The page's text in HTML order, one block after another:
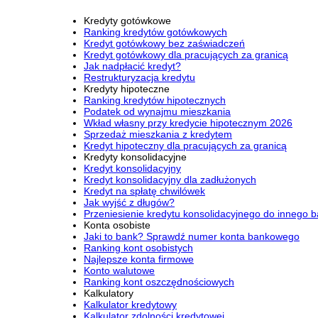
Kredyty gotówkowe
Ranking kredytów gotówkowych
Kredyt gotówkowy bez zaświadczeń
Kredyt gotówkowy dla pracujących za granicą
Jak nadpłacić kredyt?
Restrukturyzacja kredytu
Kredyty hipoteczne
Ranking kredytów hipotecznych
Podatek od wynajmu mieszkania
Wkład własny przy kredycie hipotecznym 2026
Sprzedaż mieszkania z kredytem
Kredyt hipoteczny dla pracujących za granicą
Kredyty konsolidacyjne
Kredyt konsolidacyjny
Kredyt konsolidacyjny dla zadłużonych
Kredyt na spłatę chwilówek
Jak wyjść z długów?
Przeniesienie kredytu konsolidacyjnego do innego
Konta osobiste
Jaki to bank? Sprawdź numer konta bankowego
Ranking kont osobistych
Najlepsze konta firmowe
Konto walutowe
Ranking kont oszczędnościowych
Kalkulatory
Kalkulator kredytowy
Kalkulator zdolności kredytowej